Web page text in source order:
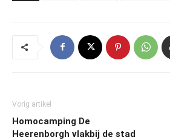
Vorig artikel
Homocamping De
Heerenborgh vlakbij de stad